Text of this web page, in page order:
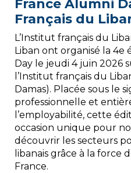
France Alumni
Français du
L’Institut français du
Liban ont organisé la 4e
Day le jeudi 4 juin 2026
l’Institut français du
Damas). Placée sous le
professionnelle et
l’employabilité, cette
occasion unique pour
découvrir les secteurs
libanais grâce à la force
France.